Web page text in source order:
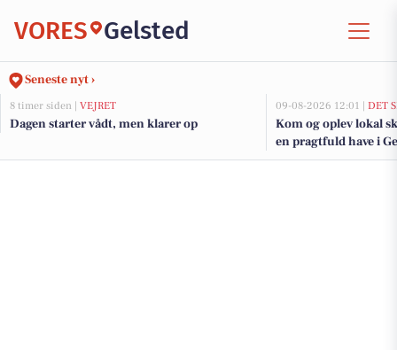
VORES Gelsted
Seneste nyt ›
8 timer siden | VEJRET
Dagen starter vådt, men klarer op
09-08-2026 12:01 | DET
Kom og oplev lokal
en pragtfuld have i